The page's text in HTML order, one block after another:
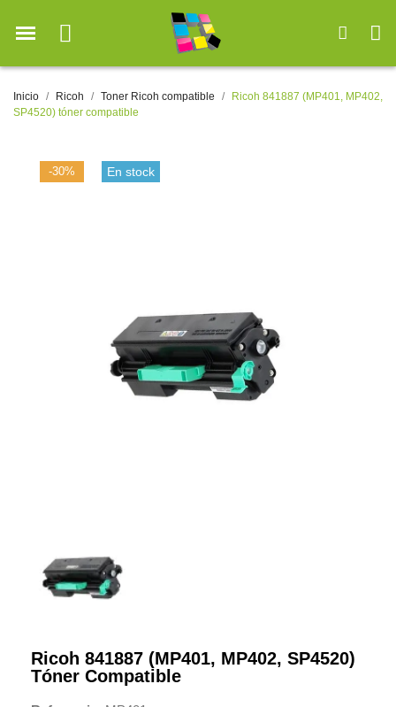
Inicio Ricoh Toner Ricoh compatible
Ricoh 841887 (MP401, MP402,
SP4520) tóner compatible
-30% En stock
Ricoh 841887 (MP401, MP402, SP4520)
Tóner Compatible